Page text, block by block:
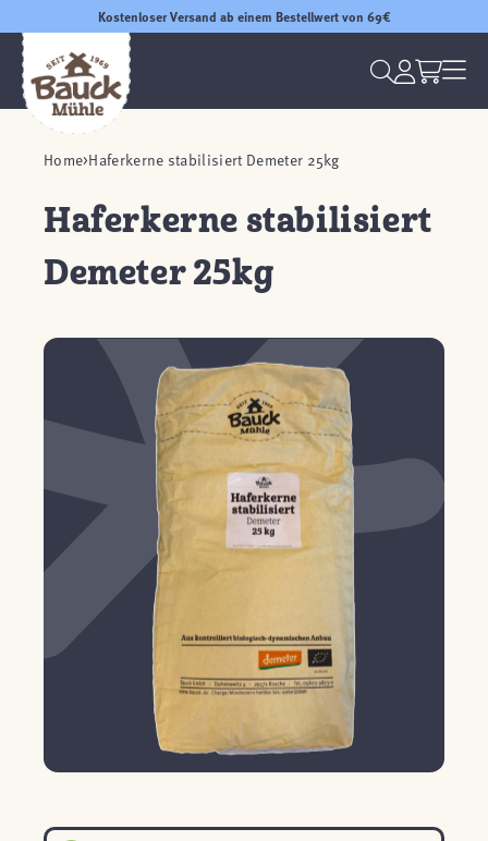
Kostenloser Versand ab einem Bestellwert von 69€
Home Haferkerne stabilisiert Demeter 25kg
Haferkerne stabilisiert
Demeter 25kg